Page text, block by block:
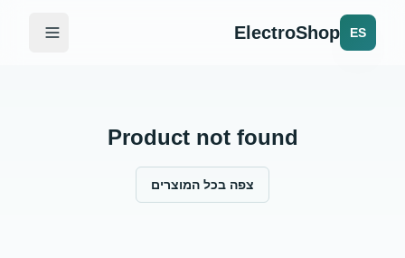
ES
ElectroShop
Product not found
צפה בכל המוצרים